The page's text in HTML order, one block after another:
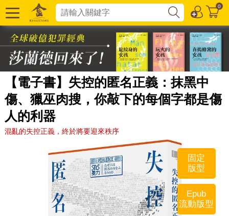
0
【電子書】失控的匿名正義：抹黑中
傷、獵巫肉搜，你敲下的每個字都是傷
人的利器
混亂的失控正義，終於將要迎來秩序
固定
版型
Epub
流動版型